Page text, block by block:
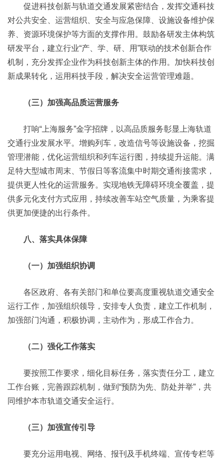
促进科技创新与轨道交通发展紧密结合，发挥交通科技
对公共安全、运营组织、安全与应急保障、设施设备维护保
养、资源环境保护等方面的支撑作用。鼓励各研发主体构筑
研发平台，建立行业“产、学、研、用”联动的技术创新合作
机制，充分发挥企业作为科技创新主体的作用。加快科技创
新成果转化，运用科技手段，解决安全运营管理难题。
（三）加强高品质运营服务
打响“上海服务”金字招牌，以高品质服务彰显上海轨道
交通行业发展水平。增购列车，改造信号等设施设备，挖掘
管理潜能，优化运营组织和列车运行图，持续提升运能。满
足特大型城市周末、节假日等客流集中时期交通衔接需求，
提供更人性化的运营服务。实现地铁无障碍环境全覆盖，提
供多元化支付方式应用，持续改善车站空气质量，为乘客提
供更加便捷的出行条件。
八、落实具体保障
（一）加强组织协调
各区政府、各有关部门和单位要高度重视轨道交通安全
运行工作，加强组织领导，安排专人负责，建立工作机制，
加强部门沟通，积极协调，主动作为，形成工作合力。
（二）强化工作落实
要按照工作要求，细化目标任务，落实责任分工，建立
工作台账，完善跟踪机制，做到“预防为先、防处并举”，共
同维护本市轨道交通安全运行。
（三）加强宣传引导
要充分运用电视、网络、报刊及手机终端、宣传专栏等